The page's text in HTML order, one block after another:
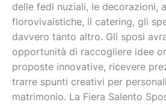
delle fedi nuziali, le decorazioni,
florovivaistiche, il catering, gli
davvero tanto altro. Gli sposi
opportunità di raccogliere idee
proposte innovative, ricevere
trarre spunti creativi per
matrimonio. La Fiera Salento